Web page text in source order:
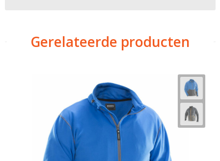
Gerelateerde producten